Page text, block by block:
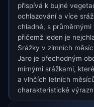
přispívá k bujné
ochlazování a více
chladné, s
přičemž leden je
Srážky v zimních
Jaro je přechodným
mírnými srážkami,
a vlhčích letních
charakteristické